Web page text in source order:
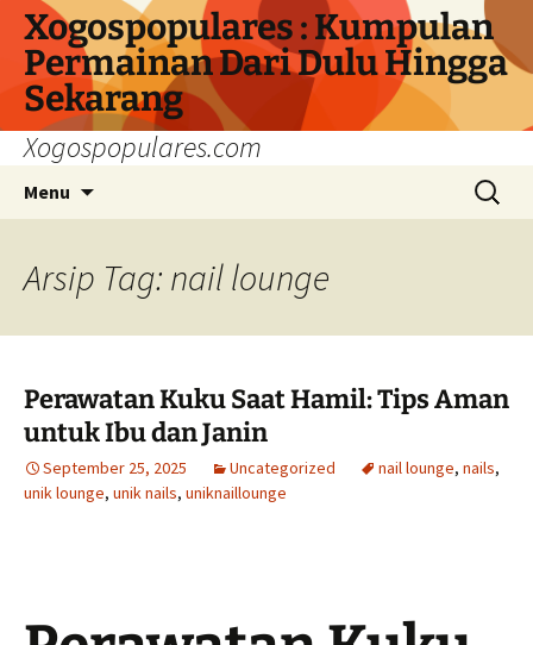
Langsung
Xogospopulares : Kumpulan
Permainan Dari Dulu Hingga
Sekarang
Xogospopulares.com
Menu
Cari
untuk:
Arsip Tag: nail lounge
Perawatan Kuku Saat Hamil: Tips Aman
untuk Ibu dan Janin
September 25, 2025 Uncategorized nail lounge, nails,
unik lounge, unik nails, uniknaillounge